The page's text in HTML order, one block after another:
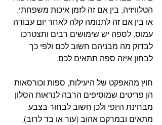
הטלוויזיה, בין אם זה לזמן איכות משפחתי,
או בין אם זה לתנומה קלה לאחר יום עבודה
עמוס, לספה יש שימושים רבים ותצטרכו
לבדוק מה מבניהם חשוב לכם ולפי כך
לבחון איזה ספה תתאים לכם.
חוץ מהאפקט של היעילות, ספות וכורסאות
הן פריטים שמוסיפים הרבה לנראות הסלון
מבחינת היופי ולכן חשוב לבחור בצבע
מתאים ובמרקם אהוב (עור או בד לרוב),